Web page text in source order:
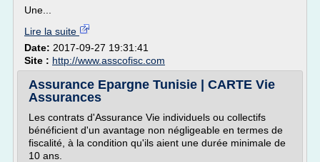
Une...
Lire la suite
Date: 2017-09-27 19:31:41
Site : http://www.asscofisc.com
Assurance Epargne Tunisie | CARTE Vie
Assurances
Les contrats d'Assurance Vie individuels ou collectifs
bénéficient d'un avantage non négligeable en termes de
fiscalité, à la condition qu'ils aient une durée minimale de
10 ans.